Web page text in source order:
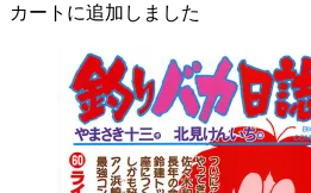
カートに追加しました